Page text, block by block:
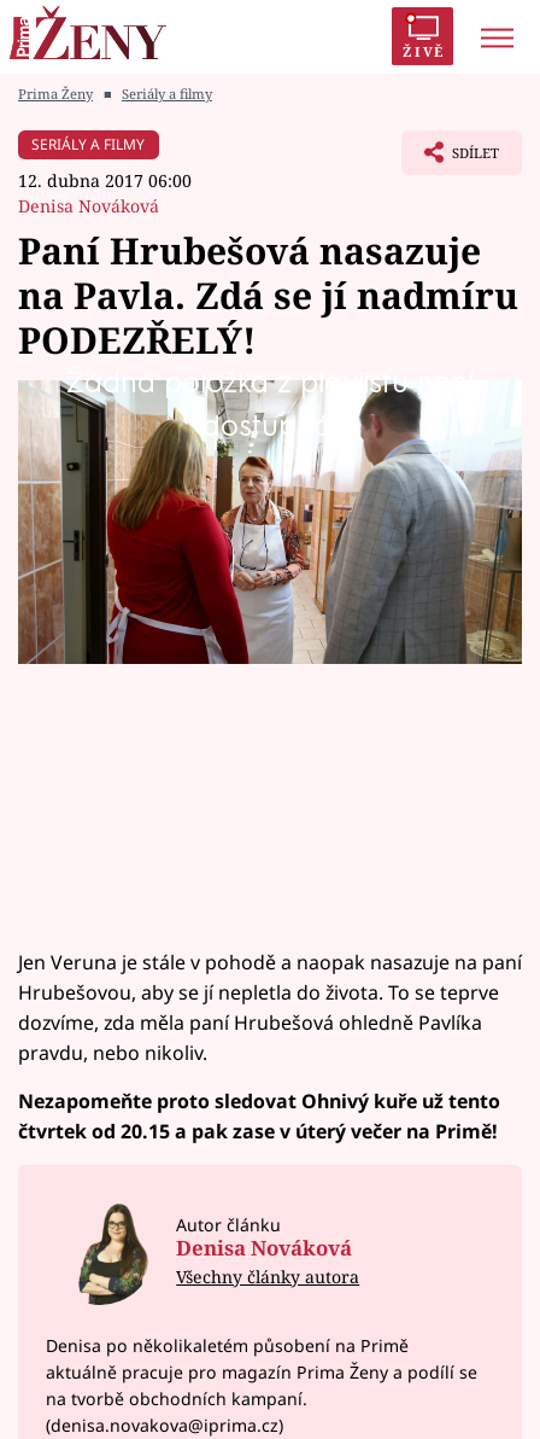
ŽIVĚ
Módní alarm
Témata
Celebrity
Vztahy
Seriály
Horoskopy
Sledujte prima+
Filmový festival Karlovy Vary
Prima Ženy ■ Seriály a filmy
SERIÁLY A FILMY
12. dubna 2017 06:00
Denisa Nováková
SDÍLET
Paní Hrubešová nasazuje
na Pavla. Zdá se jí nadmíru
PODEZŘELÝ!
Žádná položka z playlistu není
dostupná.
Veroničina přítele Pavla si paní Hrubešová
zrovna dvakrát nezamilovala. A diváci
Ohnivýho kuřete dobře vědí, že na tom něco
bude.
Jen Veruna je stále v pohodě a naopak nasazuje na paní
Hrubešovou, aby se jí nepletla do života. To se teprve
dozvíme, zda měla paní Hrubešová ohledně Pavlíka
pravdu, nebo nikoliv.
Nezapomeňte proto sledovat Ohnivý kuře už tento
čtvrtek od 20.15 a pak zase v úterý večer na Primě!
Autor článku
Denisa Nováková
Všechny články autora
Denisa po několikaletém působení na Primě
aktuálně pracuje pro magazín Prima Ženy a podílí se
na tvorbě obchodních kampaní.
(denisa.novakova@iprima.cz)